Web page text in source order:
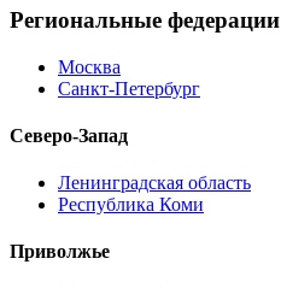
Региональные федерации
Москва
Санкт-Петербург
Северо-Запад
Ленинградская область
Республика Коми
Приволжье